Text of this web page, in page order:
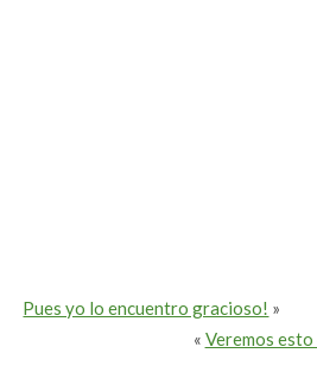
Pues yo lo encuentro gracioso! »
« Veremos esto